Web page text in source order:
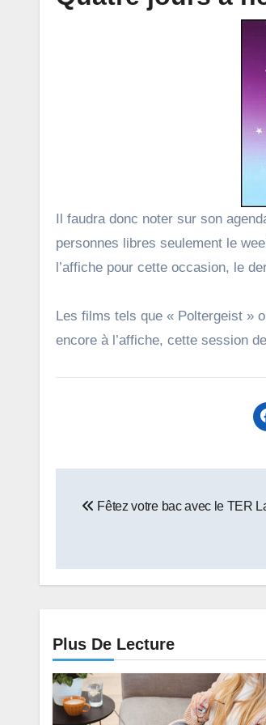
Il faudra donc noter sur son
personnes libres seulement le
l’affiche pour cette occasion, le
Les films tels que « Poltergeist »
encore à l’affiche, cette session
de
Fêtez votre bac avec le TER
Plus De Lecture